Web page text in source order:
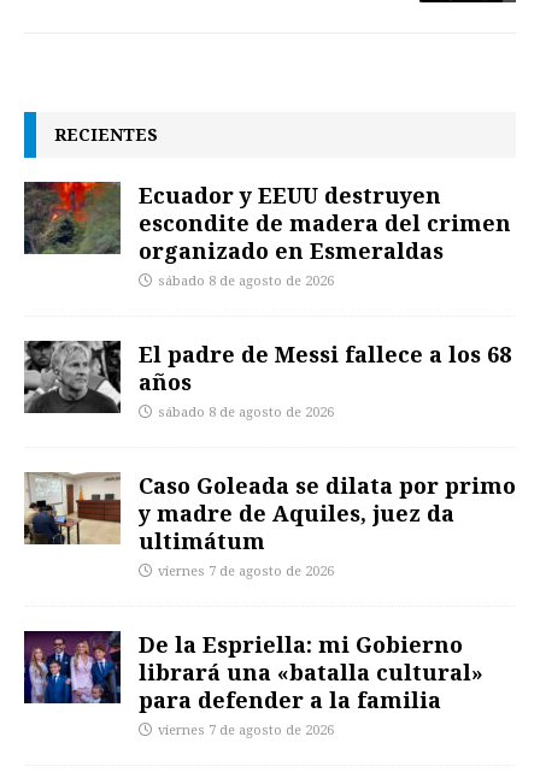
RECIENTES
Ecuador y EEUU destruyen
escondite de madera del crimen
organizado en Esmeraldas
sábado 8 de agosto de 2026
El padre de Messi fallece a los 68
años
sábado 8 de agosto de 2026
Caso Goleada se dilata por primo
y madre de Aquiles, juez da
ultimátum
viernes 7 de agosto de 2026
De la Espriella: mi Gobierno
librará una «batalla cultural»
para defender a la familia
viernes 7 de agosto de 2026